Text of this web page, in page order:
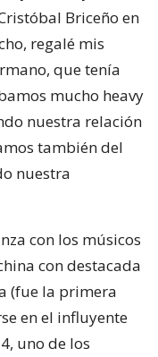
Briceño en
regalé mis
que tenía
mucho heavy
nuestra relación
también del
nuestra
con los músicos
con destacada
(fue la primera
en el influyente
uno de los